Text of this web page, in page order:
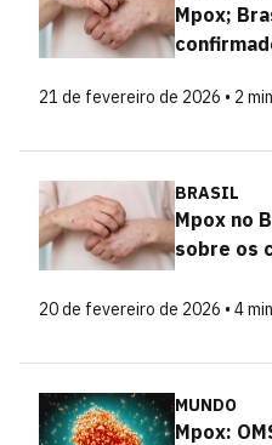
Mpox;
21 de fevereiro de 2026 • 2
BRASIL
Mpox no
sobre os
20 de fevereiro de 2026 • 4
MUNDO
Mpox: